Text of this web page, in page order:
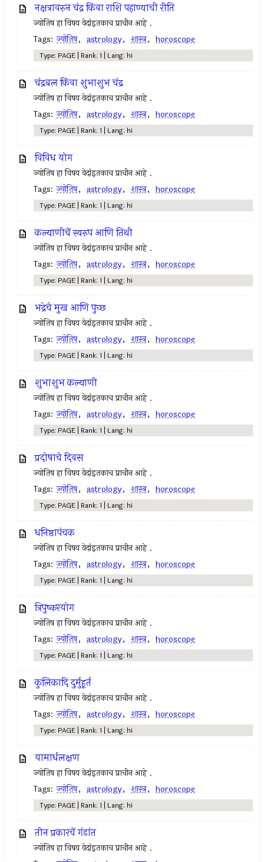
नक्षत्रावरुन चंद्र किंवा राशि पहाण्याची रीति
ज्योतिष हा विषय वेदांइतकाच प्राचीन आहे .
Tags: ज्योतिष, astrology, शास्त्र, horoscope
Type: PAGE | Rank: 1 | Lang: hi
चंद्रबल किंवा शुभाशुभ चंद्र
ज्योतिष हा विषय वेदांइतकाच प्राचीन आहे .
Tags: ज्योतिष, astrology, शास्त्र, horoscope
Type: PAGE | Rank: 1 | Lang: hi
विविध योग
ज्योतिष हा विषय वेदांइतकाच प्राचीन आहे .
Tags: ज्योतिष, astrology, शास्त्र, horoscope
Type: PAGE | Rank: 1 | Lang: hi
कल्याणीचें स्वरुप आणि तिथी
ज्योतिष हा विषय वेदांइतकाच प्राचीन आहे .
Tags: ज्योतिष, astrology, शास्त्र, horoscope
Type: PAGE | Rank: 1 | Lang: hi
भद्रेचे मुख आणि पुच्छ
ज्योतिष हा विषय वेदांइतकाच प्राचीन आहे .
Tags: ज्योतिष, astrology, शास्त्र, horoscope
Type: PAGE | Rank: 1 | Lang: hi
शुभाशुभ कल्याणी
ज्योतिष हा विषय वेदांइतकाच प्राचीन आहे .
Tags: ज्योतिष, astrology, शास्त्र, horoscope
Type: PAGE | Rank: 1 | Lang: hi
प्रदोषाचे दिवस
ज्योतिष हा विषय वेदांइतकाच प्राचीन आहे .
Tags: ज्योतिष, astrology, शास्त्र, horoscope
Type: PAGE | Rank: 1 | Lang: hi
धनिष्ठापंचक
ज्योतिष हा विषय वेदांइतकाच प्राचीन आहे .
Tags: ज्योतिष, astrology, शास्त्र, horoscope
Type: PAGE | Rank: 1 | Lang: hi
त्रिपुष्करयोग
ज्योतिष हा विषय वेदांइतकाच प्राचीन आहे .
Tags: ज्योतिष, astrology, शास्त्र, horoscope
Type: PAGE | Rank: 1 | Lang: hi
कुलिकादि दुर्मुहूर्त
ज्योतिष हा विषय वेदांइतकाच प्राचीन आहे .
Tags: ज्योतिष, astrology, शास्त्र, horoscope
Type: PAGE | Rank: 1 | Lang: hi
यामार्धलक्षण
ज्योतिष हा विषय वेदांइतकाच प्राचीन आहे .
Tags: ज्योतिष, astrology, शास्त्र, horoscope
Type: PAGE | Rank: 1 | Lang: hi
तीन प्रकारचें गंडांत
ज्योतिष हा विषय वेदांइतकाच प्राचीन आहे .